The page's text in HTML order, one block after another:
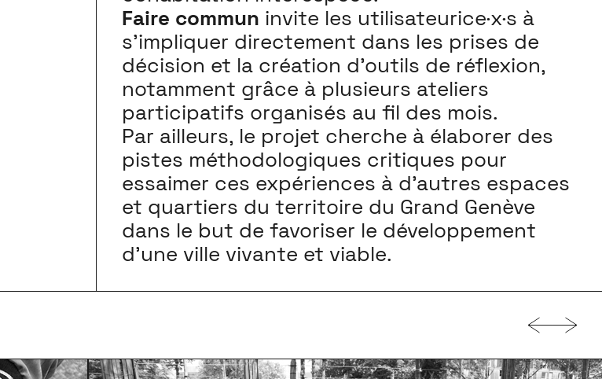
Faire commun invite les utilisateurice·x·s à
s’impliquer directement dans les prises de
décision et la création d’outils de réflexion,
notamment grâce à plusieurs ateliers
participatifs organisés au fil des mois.
Par ailleurs, le projet cherche à élaborer des
pistes méthodologiques critiques pour
essaimer ces expériences à d’autres espaces
et quartiers du territoire du Grand Genève
dans le but de favoriser le développement
d’une ville vivante et viable.